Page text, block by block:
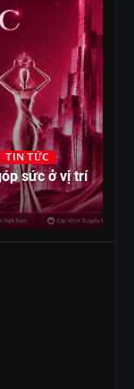
TIN TỨC
sức ở vị trí